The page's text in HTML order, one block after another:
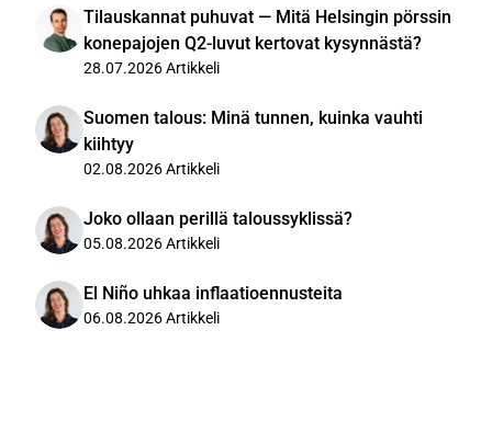
Tilauskannat puhuvat — Mitä Helsingin pörssin
konepajojen Q2-luvut kertovat kysynnästä?
28.07.2026Artikkeli
Suomen talous: Minä tunnen, kuinka vauhti
kiihtyy
02.08.2026Artikkeli
Joko ollaan perillä taloussyklissä?
05.08.2026Artikkeli
El Niño uhkaa inflaatioennusteita
06.08.2026Artikkeli